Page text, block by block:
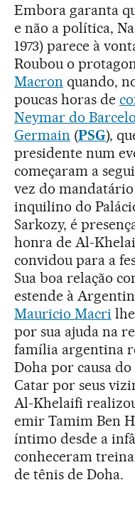
Embora garanta
e não a política,
1973) parece à
Roubou o
Macron quando,
poucas horas de
Neymar do
Germain (PSG),
presidente num
começaram a
vez do
inquilino do
Sarkozy, é
honra de Al-
convidou para a
Sua boa relação
estende à
Mauricio Macri
por sua ajuda na
família argentina
Doha por causa
Catar por seus
Al-Khelaifi
emir Tamim Ben
íntimo desde a
conheceram
de tênis de Doha.